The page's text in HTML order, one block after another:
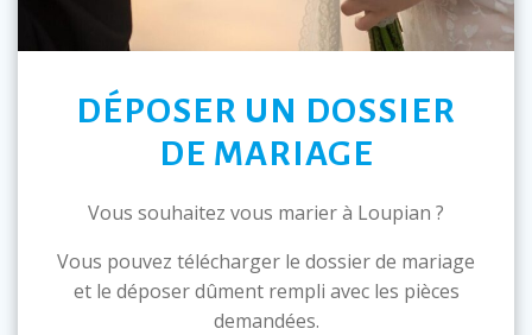
DÉPOSER UN DOSSIER
DE MARIAGE
Vous souhaitez vous marier à Loupian ?
Vous pouvez télécharger le dossier de mariage
et le déposer dûment rempli avec les pièces
demandées.